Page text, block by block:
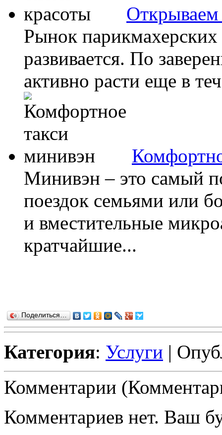
Открываем
Рынок
развивается. По
активно расти еще в
Минивэн – это самый
поездок семьями или
и вместительные
кратчайшие...
Поделиться…
Категория: Услуги |
Комментарии
Комментариев нет. Ваш